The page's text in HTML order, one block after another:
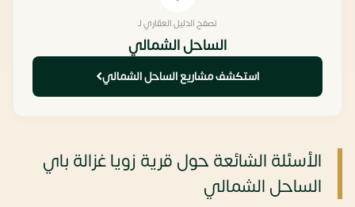
تصفح الدليل العقاري لـ
الساحل الشمالي
استكشف مشاريع الساحل الشمالي
الأسئلة الشائعة حول قرية زويا غزالة باي
الساحل الشمالي